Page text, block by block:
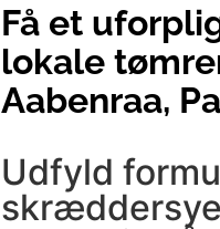
Få et
lokale
Aabenraa,
Udfyld